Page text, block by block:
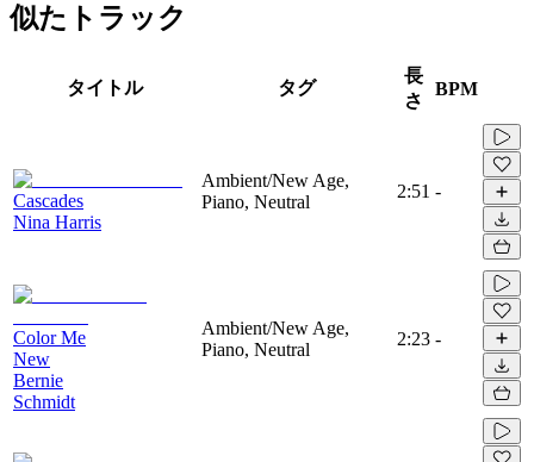
似たトラック
タイトル タグ
長
さ
BPM
Cascades
Nina Harris
Ambient/New Age,
Piano, Neutral
2:51 -
Color Me
New
Bernie
Schmidt
Ambient/New Age,
Piano, Neutral
2:23 -